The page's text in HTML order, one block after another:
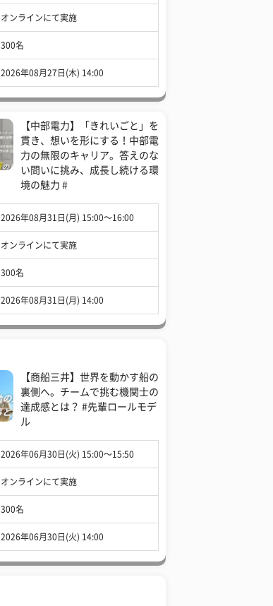
オンラインにて実施
300名
2026年08月27日(木) 14:00
【中部電力】「きれいごと」を
貫き、想いを形にする！中部電
力の無限のキャリア。答えのな
い問いに挑み、成長し続ける環
境の魅力 #
2026年08月31日(月) 15:00〜16:00
オンラインにて実施
300名
2026年08月31日(月) 14:00
【商船三井】世界を動かす船の
裏側へ。チームで挑む機関士の
達成感とは？ #先輩ロールモデ
ル
2026年06月30日(火) 15:00〜15:50
オンラインにて実施
300名
2026年06月30日(火) 14:00